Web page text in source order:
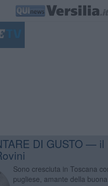
DI GUSTO — il
Sono cresciuta in Toscana
pugliese, amante della